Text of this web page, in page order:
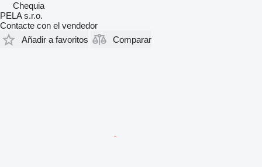
Chequia
PELA s.r.o.
Contacte con el vendedor
Añadir a favoritos
Comparar